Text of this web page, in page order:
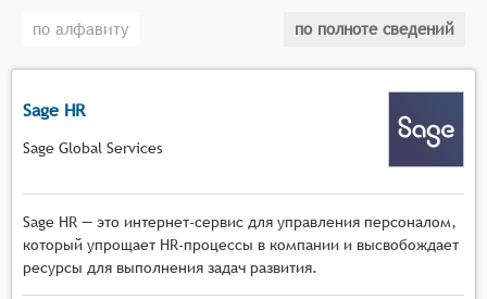
определяет конкретные функциональные критерии
должны иметь следующие функциональные
Создание организационной структуры. Система
должна предоставлять инструменты для
создания и редактирования организационной
структуры компании, включая определение
иерархии, отделов и должностей.
по алфавиту по полноте сведений
Sage HR
Sage Global Services
Sage HR — это интернет-сервис для управления персоналом,
который упрощает HR-процессы в компании и высвобождает
ресурсы для выполнения задач развития.